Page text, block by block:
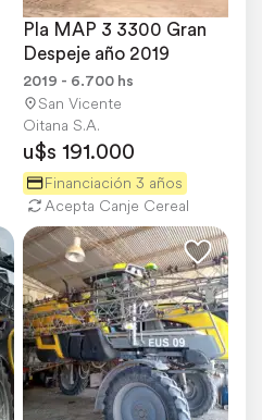
Pla MAP 3 3300 Gran
Despeje año 2019
2019 - 6.700 hs
San Vicente
Oitana S.A.
u$s 191.000
Financiación 3 años
Acepta Canje Cereal